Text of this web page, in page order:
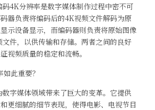
4K分辨率是数字媒体制作过程中密不可
器负责将编码后的4K视频文件解码为原
示设备显示，而编码器则负责将原始图像
件，以供传输和存储。两者之间的良好
视频质量的稳定和流畅。
此重要？
字媒体领域带来了巨大的变革。它提供
更细腻的细节表现，使得电影、电视节目